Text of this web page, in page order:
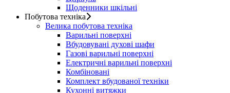
Щоденники шкільні
Побутова техніка
Велика побутова техніка
Варильні поверхні
Вбудовувані духові шафи
Газові варильні поверхні
Електричні варильні поверхні
Комбіновані
Комплект вбудованої техніки
Кухонні витяжки